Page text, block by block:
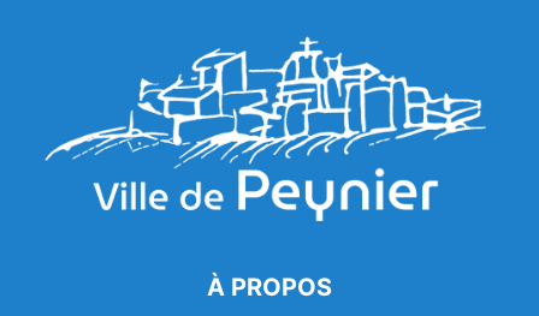
À PROPOS